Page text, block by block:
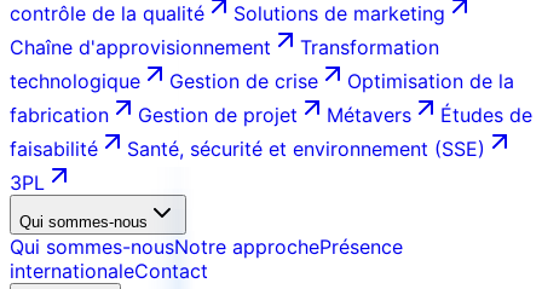
contrôle de la qualité
Solutions de marketing
Chaîne d'approvisionnement
Transformation
technologique
Gestion de crise
Optimisation de la
fabrication
Gestion de projet Métavers
Études de
faisabilité
Santé, sécurité et environnement (SSE)
3PL
Qui sommes-nous
Qui sommes-nousNotre approchePrésence
internationaleContact